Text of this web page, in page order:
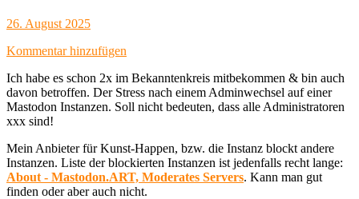
26. August 2025
Kommentar hinzufügen
Ich habe es schon 2x im Bekanntenkreis mitbekommen & bin auch
davon betroffen. Der Stress nach einem Adminwechsel auf einer
Mastodon Instanzen. Soll nicht bedeuten, dass alle Administratoren
xxx sind!
Mein Anbieter für Kunst-Happen, bzw. die Instanz blockt andere
Instanzen. Liste der blockierten Instanzen ist jedenfalls recht lange:
About - Mastodon.ART, Moderates Servers. Kann man gut
finden oder aber auch nicht.